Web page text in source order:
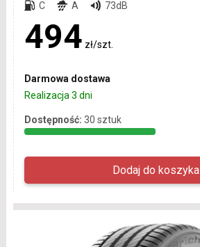
C A 73dB
494 zł/szt.
Darmowa dostawa
Realizacja 3 dni
Dostępność: 30 sztuk